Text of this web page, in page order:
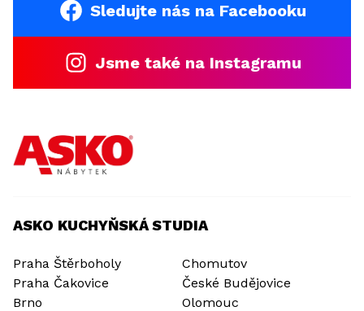
Sledujte nás na Facebooku
Jsme také na Instagramu
ASKO KUCHYŇSKÁ STUDIA
Praha Štěrboholy
Praha Čakovice
Brno
Chomutov
České Budějovice
Olomouc